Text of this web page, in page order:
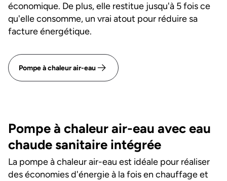
économique. De plus, elle restitue jusqu'à 5 fois ce
qu'elle consomme, un vrai atout pour réduire sa
facture énergétique.
Pompe à chaleur air-eau
Pompe à chaleur air-eau avec eau
chaude sanitaire intégrée
La pompe à chaleur air-eau est idéale pour réaliser
des économies d'énergie à la fois en chauffage et